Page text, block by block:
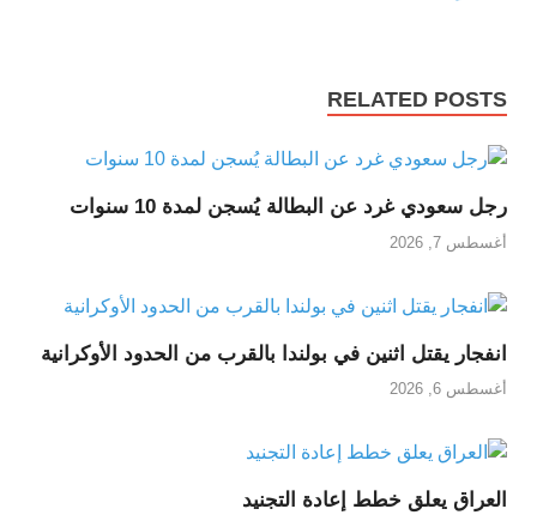
RELATED POSTS
رجل سعودي غرد عن البطالة يُسجن لمدة 10 سنوات
أغسطس 7, 2026
انفجار يقتل اثنين في بولندا بالقرب من الحدود الأوكرانية
أغسطس 6, 2026
العراق يعلق خطط إعادة التجنيد